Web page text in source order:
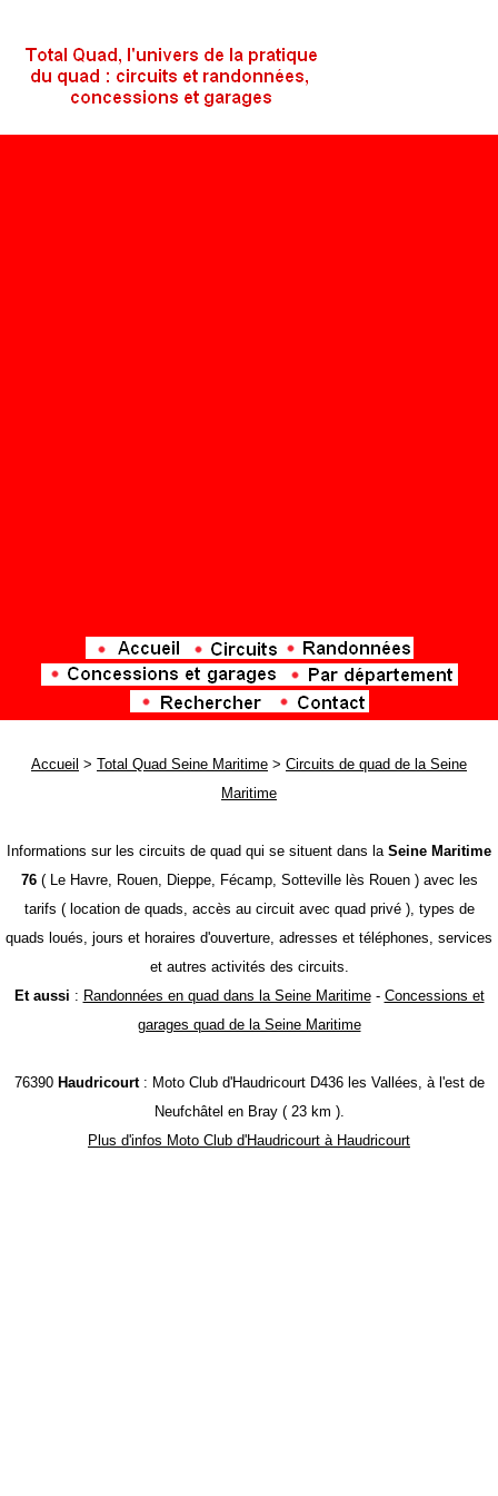
Accueil > Total Quad Seine Maritime > Circuits de quad de la Seine
Maritime
Informations sur les circuits de quad qui se situent dans la Seine Maritime
76( Le Havre, Rouen, Dieppe, Fécamp, Sotteville lès Rouen ) avec les
tarifs ( location de quads, accès au circuit avec quad privé ), types de
quads loués, jours et horaires d'ouverture, adresses et téléphones, services
et autres activités des circuits.
Et aussi : Randonnées en quad dans la Seine Maritime- Concessions et
garages quad de la Seine Maritime
76390 Haudricourt: Moto Club d'Haudricourt D436 les Vallées, à l'est de
Neufchâtel en Bray ( 23 km ).
Plus d'infos Moto Club d'Haudricourt à Haudricourt